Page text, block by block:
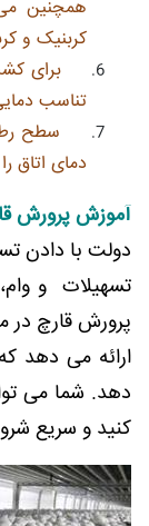
همچنین می
کربنیک و
تناسب
دمای اتاق
آموزش پرورش
دولت با دادن
تسهیلات و
پرورش قارچ در
ارائه می دهد
دهد. شما می
کنید و سریع